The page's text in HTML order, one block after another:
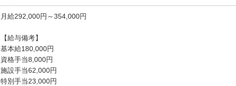
月給292,000円～354,000円
【給与備考】
基本給180,000円
資格手当8,000円
施設手当62,000円
特別手当23,000円